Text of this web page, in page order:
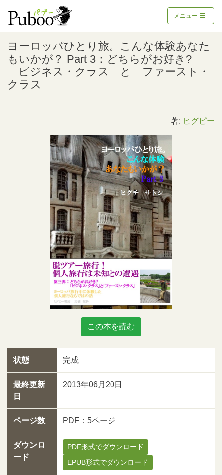
メニュー
ヨーロッパひとり旅。こんな体験あなた
もいかが？ Part 3：どちらがお好き?
「ビジネス・クラス」と「ファースト・
クラス」
著: ヒグピー
この本を読む
状態 完成
最終更新
日
2013年06月20日
ページ数 PDF：5ページ
ダウンロ
ード
PDF形式でダウンロード
EPUB形式でダウンロード